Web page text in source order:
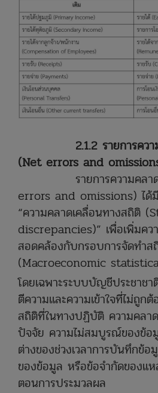
2.1.2 รายการคว
(Net errors and
รายการความคลาดเ
errors and omissions) ได้
“ความคลาดเคลื่อนทางสถิติ
discrepancies)” เพื่อเพิ่มคว
สอดคล้องกับกรอบการจัดทำส
(Macroeconomic
โดยเฉพาะระบบบัญชีประชาชา
ตีความและความเข้าใจที่ไม่ถูก
สถิติที่ในทางปฏิบัติ ความคลา
ปัจจัย ความไม่สมบูรณ์ของข้อ
ต่างของช่วงเวลาการบันทึกข้
ของข้อมูล หรือข้อจำกัดของแ
ตอนการประมวลผล